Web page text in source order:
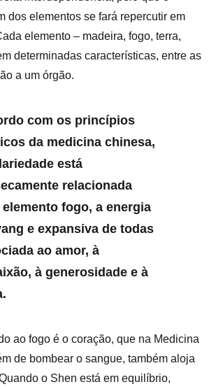
dos elementos se fará repercutir em
elemento – madeira, fogo, terra,
determinadas características, entre as
a um órgão.
com os princípios
da medicina chinesa,
está
relacionada
fogo, a energia
e expansiva de todas
ao amor, à
à generosidade e à
ao fogo é o coração, que na Medicina
de bombear o sangue, também aloja
o Shen está em equilíbrio,